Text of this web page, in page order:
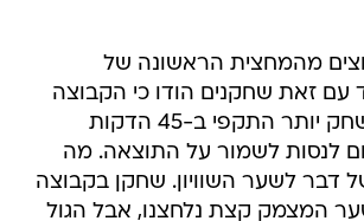
מהמחצית הראשונה של
זאת שחקנים הודו כי הקבוצה
הייתה צריכה לשחק יותר התקפי ב-45 הדקות
לנסות לשמור על התוצאה. מה
דבר לשער השוויון. שחקן בקבוצה
המצמק קצת נלחצנו, אבל הגול